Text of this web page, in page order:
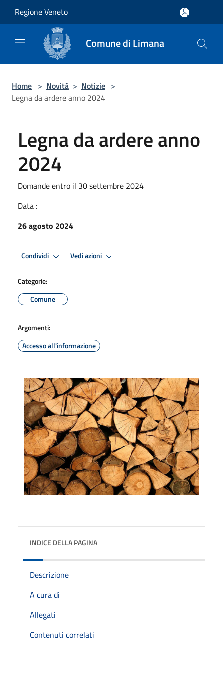
Regione Veneto
Comune di Limana
Home > Novità > Notizie >
Legna da ardere anno 2024
Legna da ardere anno
2024
Domande entro il 30 settembre 2024
Data :
26 agosto 2024
Condividi Vedi azioni
Categorie:
Comune
Argomenti:
Accesso all'informazione
INDICE DELLA PAGINA
Descrizione
A cura di
Allegati
Contenuti correlati